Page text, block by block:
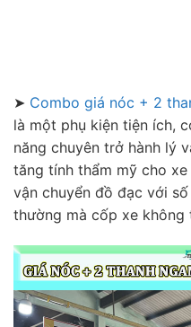
➤ Combo giá nóc + 2
là một phụ kiện tiện ích,
năng chuyên trở hành lý
tăng tính thẩm mỹ cho
vận chuyển đồ đạc với
thường mà cốp xe không